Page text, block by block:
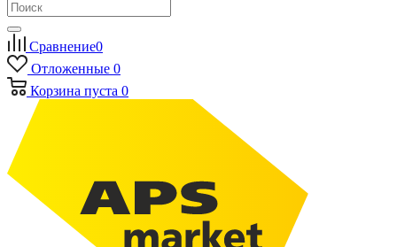
Сравнение0
Отложенные 0
Корзина пуста 0